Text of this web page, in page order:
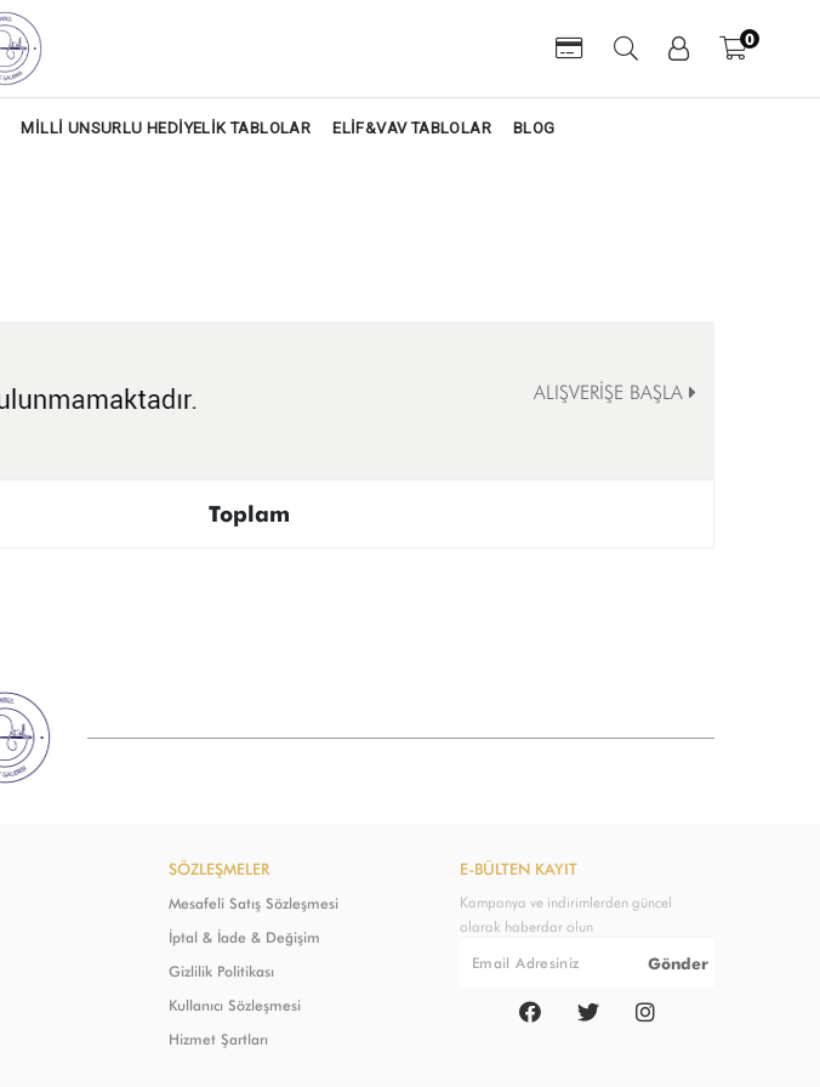
0
MİLLİ UNSURLU HEDİYELİK TABLOLAR ELİF&VAV TABLOLAR BLOG
ALIŞVERİŞE BAŞLA
Toplam
SÖZLEŞMELER
Mesafeli Satış Sözleşmesi
İptal & İade & Değişim
Gizlilik Politikası
Kullanıcı Sözleşmesi
Hizmet Şartları
E-BÜLTEN KAYIT
Kampanya ve indirimlerden güncel
olarak haberdar olun
Gönder